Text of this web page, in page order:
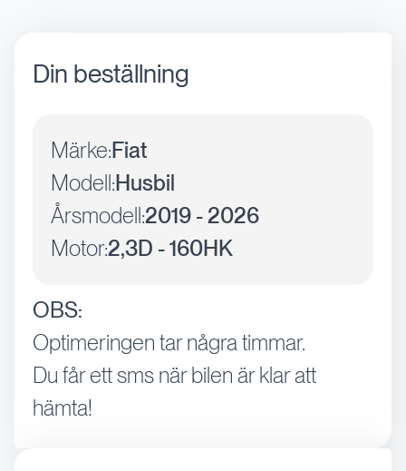
Din beställning
Märke:Fiat
Modell:Husbil
Årsmodell:2019 - 2026
Motor:2,3D - 160HK
OBS:
Optimeringen tar några timmar.
Du får ett sms när bilen är klar att
hämta!